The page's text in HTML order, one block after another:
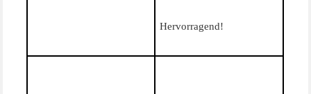
Hervorragend!